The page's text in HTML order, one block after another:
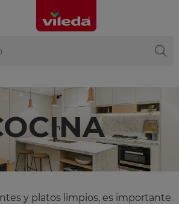
y platos limpios, es importante